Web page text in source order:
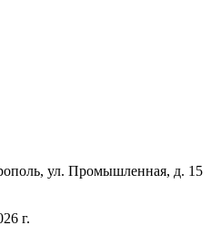
ул. Промышленная, д. 15
г.